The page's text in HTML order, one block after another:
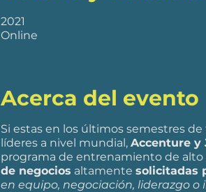
2021
Online
Acerca del evento
Si estas en los últimos semestres
líderes a nivel mundial, Accenture y
programa de entrenamiento de alto
de negocios altamente solicitadas
en equipo, negociación, liderazgo o